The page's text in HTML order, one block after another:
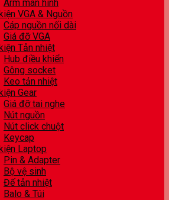
Arm màn hình
VGA & Nguồn
Cáp nguồn nối dài
Giá đỡ VGA
Tản nhiệt
Hub điều khiển
Gông socket
Keo tản nhiệt
Gear
Giá đỡ tai nghe
Nút nguồn
Nút click chuột
Keycap
Laptop
Pin & Adapter
Bộ vệ sinh
Đế tản nhiệt
Balo & Túi